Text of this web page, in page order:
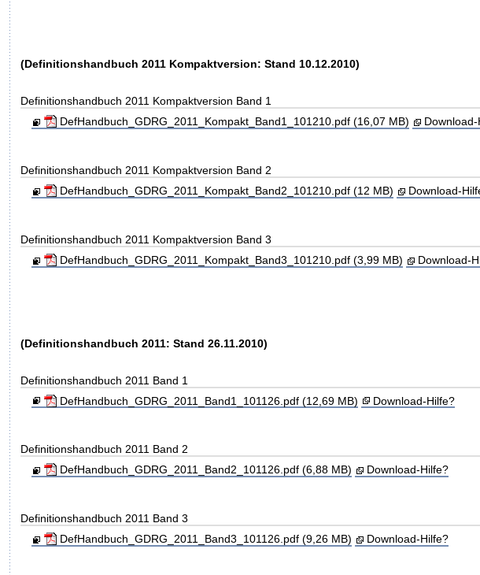
(Definitionshandbuch 2011 Kompaktversion: Stand 10.12.2010)
Definitionshandbuch 2011 Kompaktversion Band 1
DefHandbuch_GDRG_2011_Kompakt_Band1_101210.pdf (16,07 MB)
Definitionshandbuch 2011 Kompaktversion Band 2
DefHandbuch_GDRG_2011_Kompakt_Band2_101210.pdf (12 MB)
Download-
Definitionshandbuch 2011 Kompaktversion Band 3
DefHandbuch_GDRG_2011_Kompakt_Band3_101210.pdf (3,99 MB)
Download-
(Definitionshandbuch 2011: Stand 26.11.2010)
Definitionshandbuch 2011 Band 1
DefHandbuch_GDRG_2011_Band1_101126.pdf (12,69 MB)
Download-Hilfe?
Definitionshandbuch 2011 Band 2
DefHandbuch_GDRG_2011_Band2_101126.pdf (6,88 MB)
Download-Hilfe?
Definitionshandbuch 2011 Band 3
DefHandbuch_GDRG_2011_Band3_101126.pdf (9,26 MB)
Download-Hilfe?